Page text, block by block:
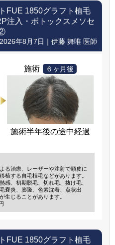
FUE 1850グラフト植毛
注入・ボトックスメソセ
2026年8月7日｜伊藤 舞唯 医師
施術 ６ヶ月後
施術半年後の途中経過
る治療、レーザーや注射で頭皮に
植する自毛植毛などがあります。
感、初期脱毛、切れ毛、抜け毛、
嚢炎、膨隆、色素沈着、点状出
生じることがあります。
FUE 1850グラフト植毛